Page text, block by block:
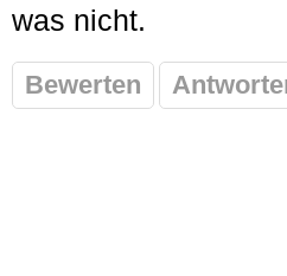
was nicht.
Bewerten